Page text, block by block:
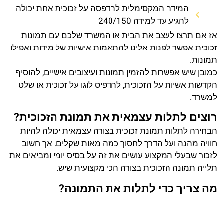
המידה המקסימלית להדפסה על זכוכית אחת יכולה
להגיע עד למידה 240/150
אז אם תרצו לעצב את הבית או המשרד שלכם עם תמונות
זכוכית אפשר לפנות אלינו להתאמות אישיות של מידות ואפילו
תמונות.
כמובן שיש אפשרות להזמין תמונות ועיצובים אישיים, להוסיף
הקדשות אשיות על הזכוכית, להדפיס לוגו על זכוכית או שלט
למשרד.
רוצים לתלות עצמאית את תמונת הזכוכית?
הבחירה לתלות תמונת זכוכית בצורה עצמאית יכולה להיות
חוויה מהנה ועל הדרך לחסוך כמה מאות שקלים. אך חשוב
לזכור שבעלי המקצוע עושים את זה על בסיס יומי ומביאים את
תלייה תמונה הזכוכית בצורה הכי מקצועית שיש.
מה צריך כדי לתלות את התמונה?